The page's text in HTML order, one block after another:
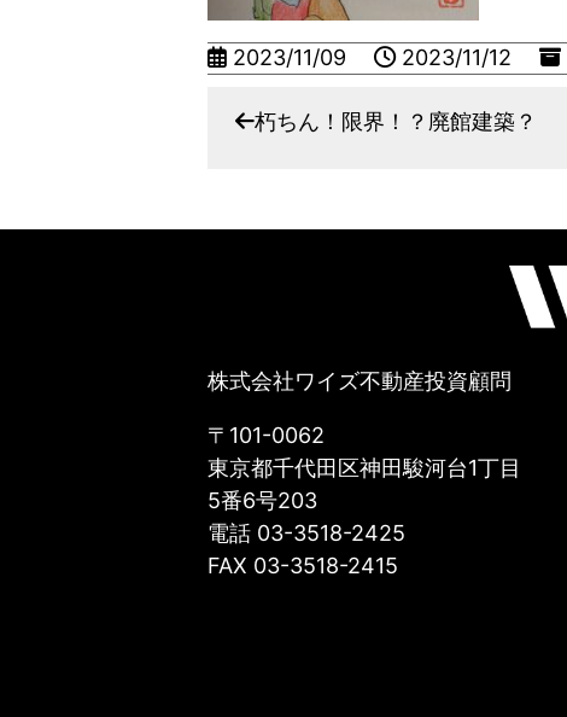
2023/11/09 2023/11/12
朽ちん！限界！？廃館建築？
株式会社ワイズ不動産投資顧問
〒101-0062
東京都千代田区神田駿河台1丁目
5番6号203
電話 03-3518-2425
FAX 03-3518-2415